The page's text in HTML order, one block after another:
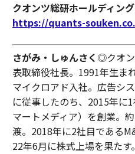
クオンツ総研ホールディン
https://quants-
さがみ・しゅんさく ◎クオ
表取締役社長。1991年生ま
マイクロアド入社。広告シ
に従事したのち、2015年に
マートメディア）を創業。
渡。2018年に2社目である
22年6月に株式上場を果たす。